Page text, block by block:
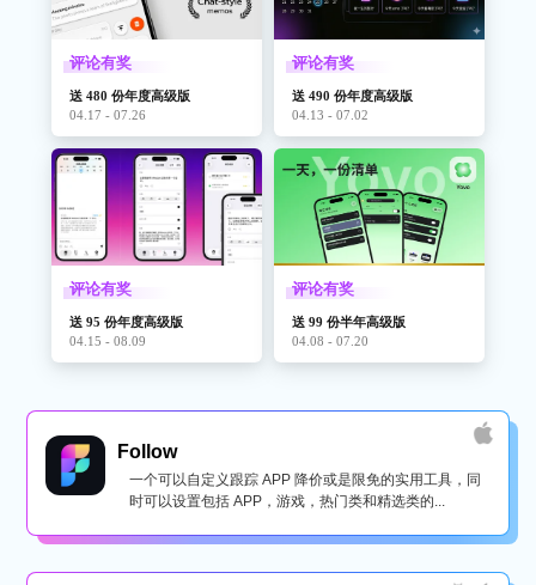
评论有奖
送 480 份年度高级版
04.17 - 07.26
评论有奖
送 490 份年度高级版
04.13 - 07.02
评论有奖
送 95 份年度高级版
04.15 - 08.09
评论有奖
送 99 份半年高级版
04.08 - 07.20
Follow
一个可以自定义跟踪 APP 降价或是限免的实用工具，同
时可以设置包括 APP，游戏，热门类和精选类的...